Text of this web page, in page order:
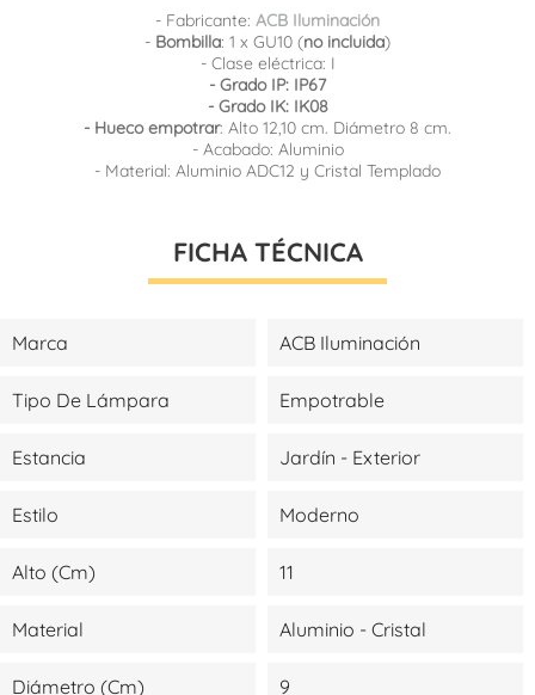
- Fabricante: ACB Iluminación
- Bombilla: 1 x GU10 (no incluida)
- Clase eléctrica: I
- Grado IP: IP67
- Grado IK: IK08
- Hueco empotrar: Alto 12,10 cm. Diámetro 8 cm.
- Acabado: Aluminio
- Material: Aluminio ADC12 y Cristal Templado
FICHA TÉCNICA
Marca ACB Iluminación
Tipo De Lámpara Empotrable
Estancia Jardín - Exterior
Estilo Moderno
Alto (cm) 11
Material Aluminio - Cristal
Diámetro (cm) 9